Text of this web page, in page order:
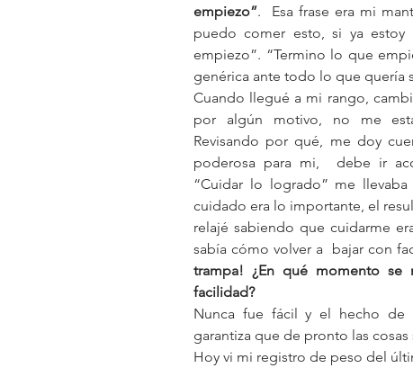
empiezo”.  Esa frase era mi
puedo comer esto, si ya
empiezo”. “Termino lo que
Cuando llegué a mi rango,
por algún motivo, no me
Revisando por qué, me doy
poderosa para mi,  debe ir
“Cuidar lo logrado” me
cuidado era lo importante, el
relajé sabiendo que cuidarme
sabía cómo volver a  bajar con
trampa! ¿En qué momento
facilidad?
Nunca fue fácil y el hecho de
garantiza que de pronto las cosas
Hoy vi mi registro de peso del